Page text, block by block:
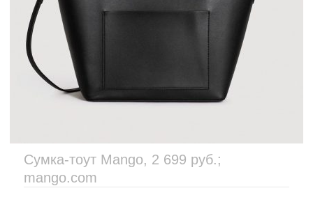
Сумка-тоут Mango, 2 699 руб.;
mango.com